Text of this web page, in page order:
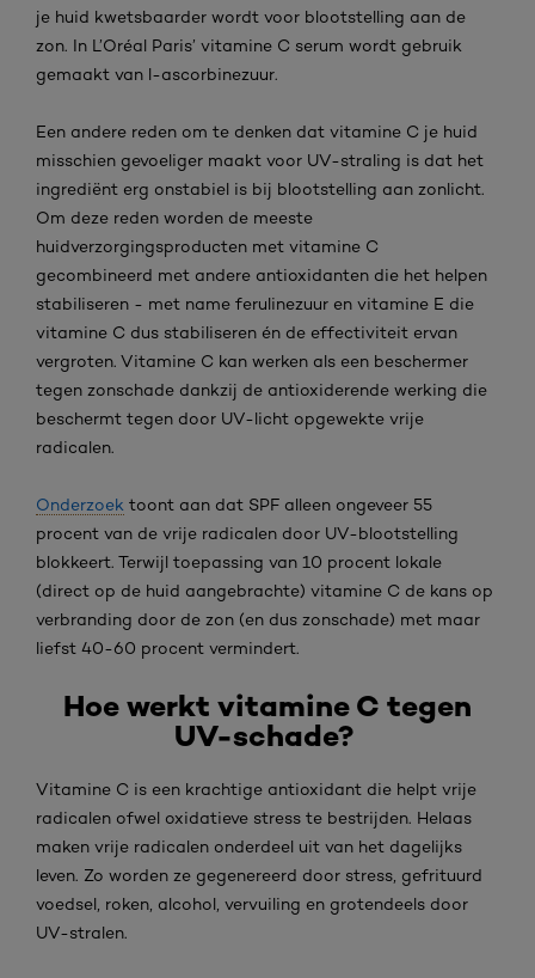
je huid kwetsbaarder wordt voor blootstelling aan de
zon. In L’Oréal Paris’ vitamine C serum wordt gebruik
gemaakt van l-ascorbinezuur.
Een andere reden om te denken dat vitamine C je huid
misschien gevoeliger maakt voor UV-straling is dat het
ingrediënt erg onstabiel is bij blootstelling aan zonlicht.
Om deze reden worden de meeste
huidverzorgingsproducten met vitamine C
gecombineerd met andere antioxidanten die het helpen
stabiliseren - met name ferulinezuur en vitamine E die
vitamine C dus stabiliseren én de effectiviteit ervan
vergroten. Vitamine C kan werken als een beschermer
tegen zonschade dankzij de antioxiderende werking die
beschermt tegen door UV-licht opgewekte vrije
radicalen.
Onderzoek toont aan dat SPF alleen ongeveer 55
procent van de vrije radicalen door UV-blootstelling
blokkeert. Terwijl toepassing van 10 procent lokale
(direct op de huid aangebrachte) vitamine C de kans op
verbranding door de zon (en dus zonschade) met maar
liefst 40-60 procent vermindert.
Hoe werkt vitamine C tegen
UV-schade?
Vitamine C is een krachtige antioxidant die helpt vrije
radicalen ofwel oxidatieve stress te bestrijden. Helaas
maken vrije radicalen onderdeel uit van het dagelijks
leven. Zo worden ze gegenereerd door stress, gefrituurd
voedsel, roken, alcohol, vervuiling en grotendeels door
UV-stralen.